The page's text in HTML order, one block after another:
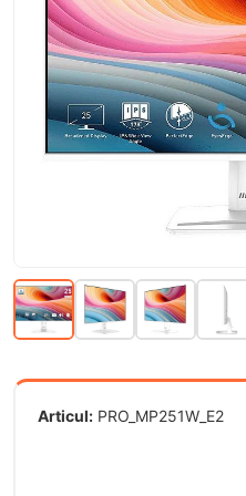
Articul: PRO_MP251W_E2